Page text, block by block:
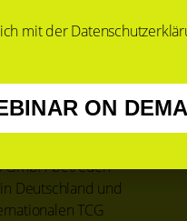
und auch
Code Plattform ist
mit dem
Kunden zu
GmbH betreuen
Deutschland und
TCG
mit der
ON